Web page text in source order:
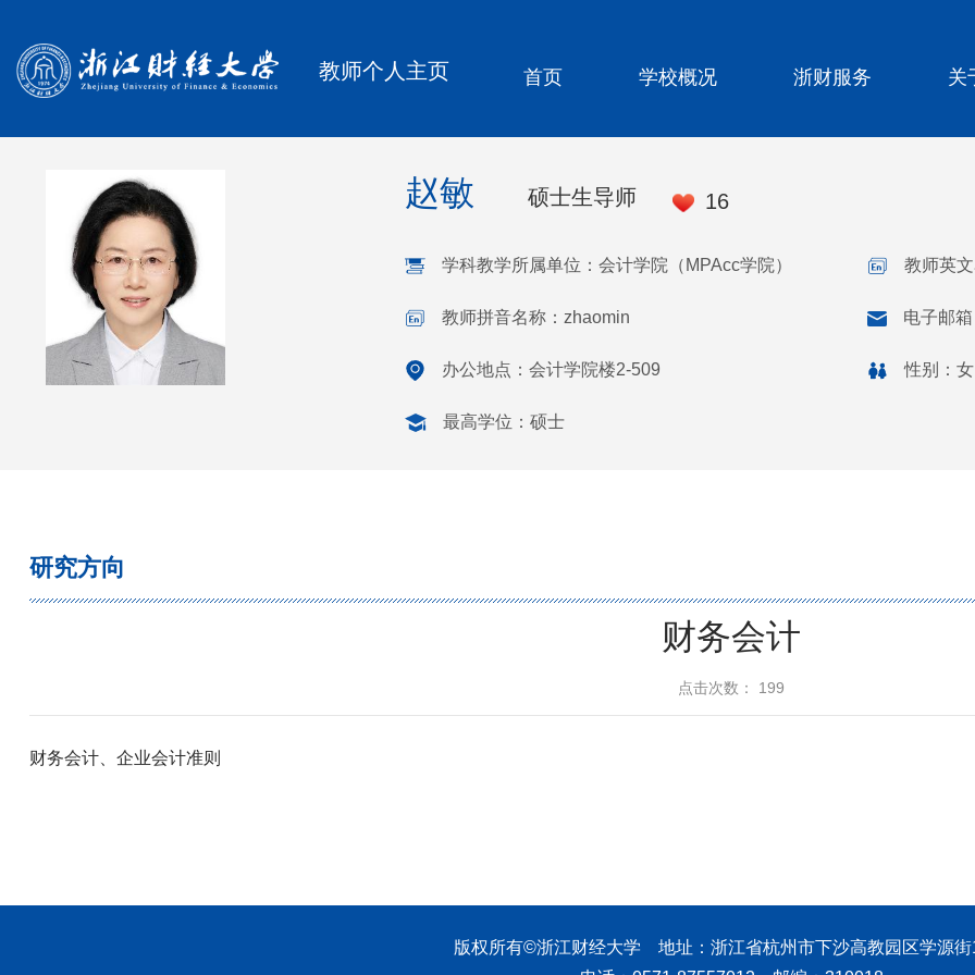
教师个人主页 首页 学校概况 浙财服务 关
赵敏 硕士生导师 16
学科教学所属单位：会计学院（MPAcc学院） 教师英
教师拼音名称：zhaomin 电子邮
办公地点：会计学院楼2-509 性别：女
最高学位：硕士
研究方向
财务会计
点击次数： 199
财务会计、企业会计准则
版权所有©浙江财经大学 地址：浙江省杭州市下沙高教园区学源街